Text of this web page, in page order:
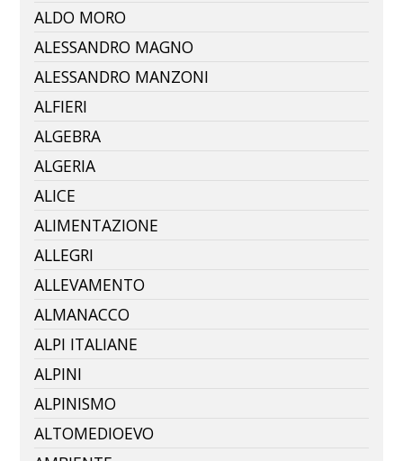
ALDO MORO
ALESSANDRO MAGNO
ALESSANDRO MANZONI
ALFIERI
ALGEBRA
ALGERIA
ALICE
ALIMENTAZIONE
ALLEGRI
ALLEVAMENTO
ALMANACCO
ALPI ITALIANE
ALPINI
ALPINISMO
ALTOMEDIOEVO